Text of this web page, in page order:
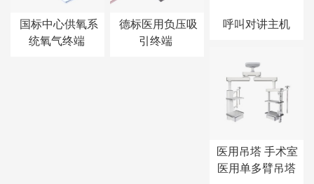
国标中心供氧系
统氧气终端
德标医用负压吸
引终端
呼叫对讲主机
医用吊塔 手术室
医用单多臂吊塔